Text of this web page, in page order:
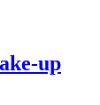
up